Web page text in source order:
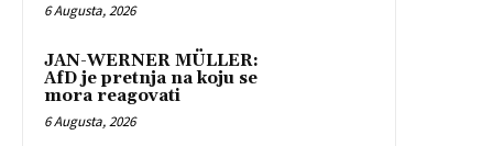
6 Augusta, 2026
JAN-WERNER MÜLLER:
AfD je pretnja na koju se
mora reagovati
6 Augusta, 2026